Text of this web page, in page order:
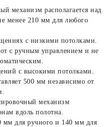
механизм располагается над
менее 210 мм для любого
с низкими потолками.
с ручным управлением и не
с высокими потолками.
500 мм независимо от
механизм
вдоль полотна.
мм для ручного и 140 мм для